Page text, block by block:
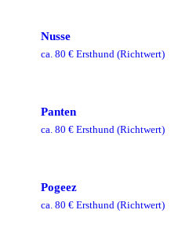
Nusse
ca. 80 € Ersthund (Richtwert)
Panten
ca. 80 € Ersthund (Richtwert)
Pogeez
ca. 80 € Ersthund (Richtwert)